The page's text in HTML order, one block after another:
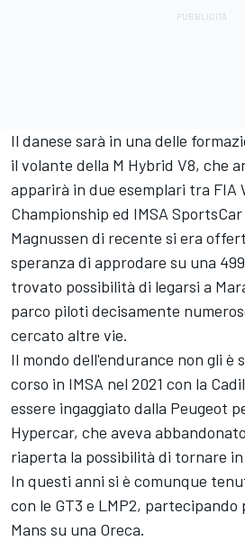
Il danese sarà in una delle
il volante della M Hybrid V8, che
apparirà in due esemplari tra FIA
Championship ed IMSA
Magnussen di recente si era
speranza di approdare su una
trovato possibilità di legarsi a
parco piloti decisamente
cercato altre vie.
Il mondo dell'endurance non gli è
corso in IMSA nel 2021 con la
essere ingaggiato dalla Peugeot
Hypercar, che aveva
riaperta la possibilità di tornare in
In questi anni si è comunque
con le GT3 e LMP2, partecipando
Mans su una Oreca.